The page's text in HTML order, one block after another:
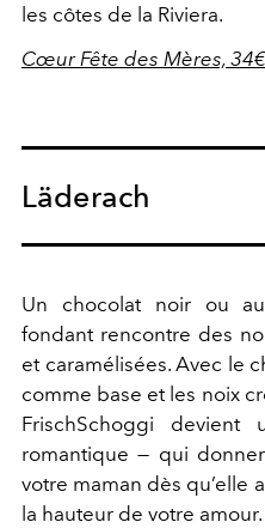
les côtes de la Riviera.
Cœur Fête des Mères, 34€
Läderach
Un chocolat noir ou
fondant rencontre des
et caramélisées. Avec le
comme base et les noix
FrischSchoggi devient
romantique — qui
votre maman dès qu’elle
la hauteur de votre amour.